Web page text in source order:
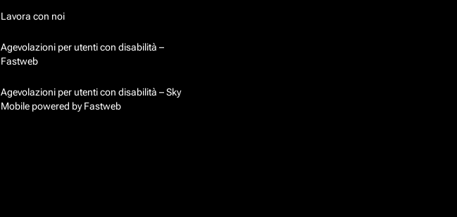
Lavora con noi
Agevolazioni per utenti con disabilità –
Fastweb
Agevolazioni per utenti con disabilità – Sky
Mobile powered by Fastweb